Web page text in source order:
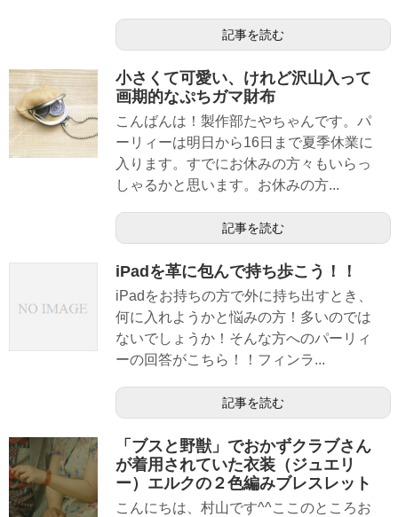
記事を読む
小さくて可愛い、けれど沢山入って
画期的なぷちガマ財布
こんばんは！製作部たやちゃんです。パ
ーリィーは明日から16日まで夏季休業に
入ります。すでにお休みの方々もいらっ
しゃるかと思います。お休みの方...
記事を読む
iPadを革に包んで持ち歩こう！！
iPadをお持ちの方で外に持ち出すとき、
何に入れようかと悩みの方！多いのでは
ないでしょうか！そんな方へのパーリィ
ーの回答がこちら！！フィンラ...
記事を読む
「ブスと野獣」でおかずクラブさん
が着用されていた衣装（ジュエリ
ー）エルクの２色編みブレスレット
こんにちは、村山です^^ここのところお